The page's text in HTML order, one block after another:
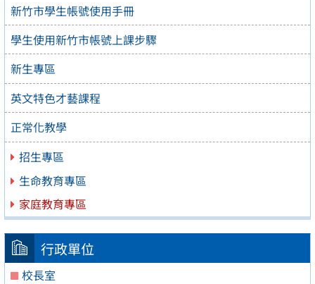
新竹市學生帳號使用手冊
學生使用新竹市帳號上課步驟
新生專區
英文特色才藝課程
正常化教學
招生專區
生命教育專區
家庭教育專區
行政單位
校長室